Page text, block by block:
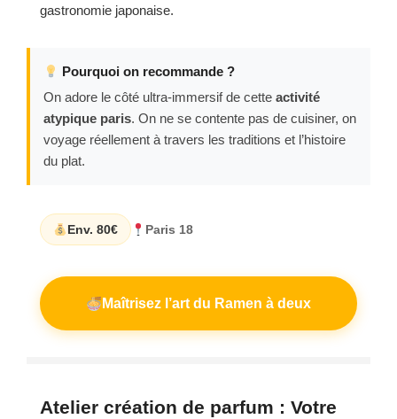
gastronomie japonaise.
Pourquoi on recommande ?
On adore le côté ultra-immersif de cette activité
atypique paris. On ne se contente pas de cuisiner, on
voyage réellement à travers les traditions et l’histoire
du plat.
Env. 80€ Paris 18
Maîtrisez l’art du Ramen à deux
Atelier création de parfum : Votre